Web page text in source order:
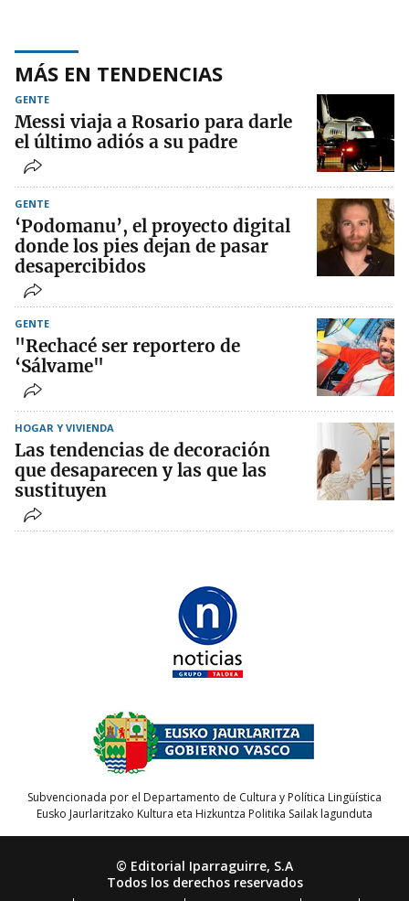
MÁS EN TENDENCIAS
GENTE
Messi viaja a Rosario para darle
el último adiós a su padre
GENTE
‘Podomanu’, el proyecto digital
donde los pies dejan de pasar
desapercibidos
GENTE
"Rechacé ser reportero de
‘Sálvame"
HOGAR Y VIVIENDA
Las tendencias de decoración
que desaparecen y las que las
sustituyen
Subvencionada por el Departamento de Cultura y Política Lingüística
Eusko Jaurlaritzako Kultura eta Hizkuntza Politika Sailak lagunduta
© Editorial Iparraguirre, S.A
Todos los derechos reservados